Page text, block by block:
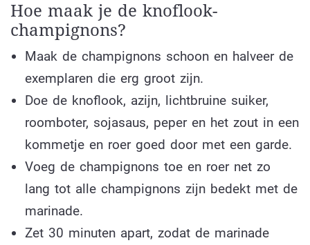
Hoe maak je de knoflook-
champignons?
Maak de champignons schoon en halveer de
exemplaren die erg groot zijn.
Doe de knoflook, azijn, lichtbruine suiker,
roomboter, sojasaus, peper en het zout in een
kommetje en roer goed door met een garde.
Voeg de champignons toe en roer net zo
lang tot alle champignons zijn bedekt met de
marinade.
Zet 30 minuten apart, zodat de marinade